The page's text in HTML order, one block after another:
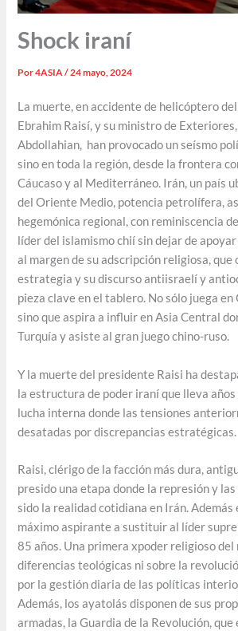
Shock iraní
Por4ASIA/24 mayo, 2024
La muerte, en accidente de helicóptero
Ebrahim Raisí, y su ministro de
Abdollahian, han provocado un seísmo
sino en toda la región, desde la frontera
Cáucaso y al Mediterráneo. Irán, un país
del Oriente Medio, potencia petrolífera,
hegemónica regional, con reminiscencia
líder del islamismo chií sin dejar de
al margen de su adscripción religiosa, que
estrategia y su discurso antiisraelí y
pieza clave en el tablero. No sólo juega en
sino que aspira a influir en Asia Central
Turquía y asiste al gran juego chino-ruso.
Y la muerte del presidente Raisi ha
la estructura de poder iraní que lleva años
lucha interna donde las tensiones
desatadas por discrepancias estratégicas.
Raisi, clérigo de la facción más dura,
presido una etapa donde la represión y
sido la realidad cotidiana en Irán. Además
máximo aspirante a sustituir al líder
85 años. Una primera xpoder religioso del
diferencias teológicas ni sobre la
por la gestión diaria de las políticas
Además, los ayatolás disponen de sus
armadas, la Guardia de la Revolución,